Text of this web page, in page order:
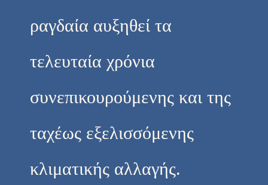
ραγδαία αυξηθεί τα
τελευταία χρόνια
συνεπικουρούμενης και της
ταχέως εξελισσόμενης
κλιματικής αλλαγής.